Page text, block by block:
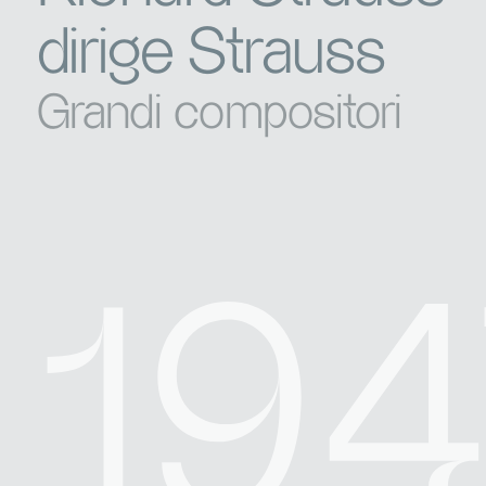
dirige Strauss
Grandi compositori